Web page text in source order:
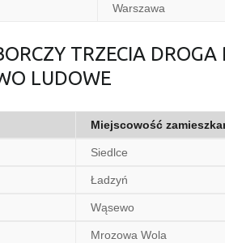
Warszawa
TRZECIA
LUDOWE
Miejscowość
Siedlce
Ładzyń
Wąsewo
Mrozowa Wola